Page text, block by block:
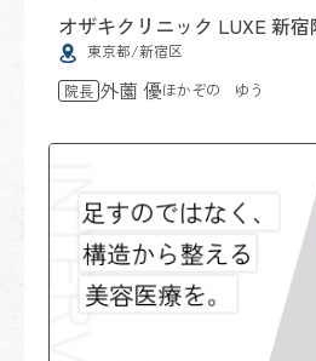
オザキクリニック LUXE 新宿
東京都/新宿区
院長 外薗 優ほかぞの ゆう